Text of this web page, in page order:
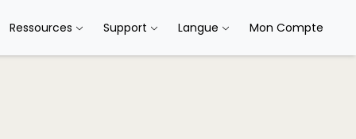
Ressources Support Langue Mon Compte